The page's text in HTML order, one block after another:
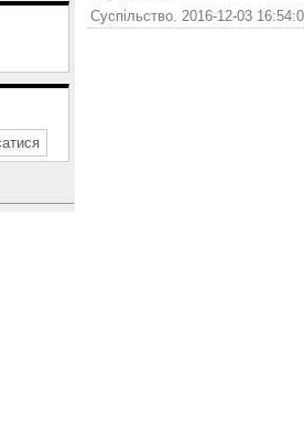
Суспільство. 2016-12-03